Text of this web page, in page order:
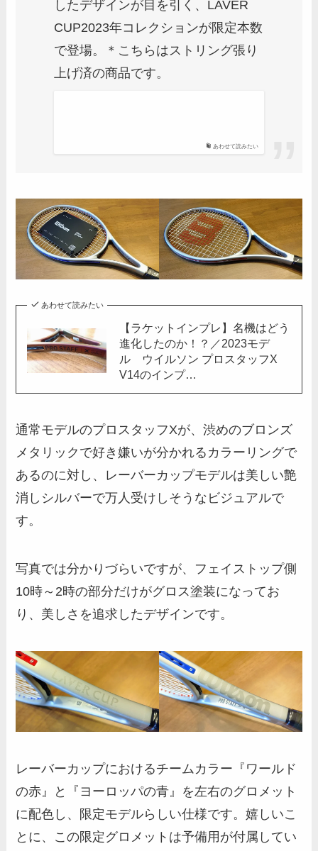
したデザインが目を引く、LAVER
CUP2023年コレクションが限定本数
で登場。＊こちらはストリング張り
上げ済の商品です。
あわせて読みたい
あわせて読みたい
【ラケットインプレ】名機はどう
進化したのか！？／2023モデ
ル ウイルソン プロスタッフX
V14のインプ…
通常モデルのプロスタッフXが、渋めのブロンズ
メタリックで好き嫌いが分かれるカラーリングで
あるのに対し、レーバーカップモデルは美しい艶
消しシルバーで万人受けしそうなビジュアルで
す。
写真では分かりづらいですが、フェイストップ側
10時～2時の部分だけがグロス塗装になってお
り、美しさを追求したデザインです。
レーバーカップにおけるチームカラー『ワールド
の赤』と『ヨーロッパの青』を左右のグロメット
に配色し、限定モデルらしい仕様です。嬉しいこ
とに、この限定グロメットは予備用が付属してい